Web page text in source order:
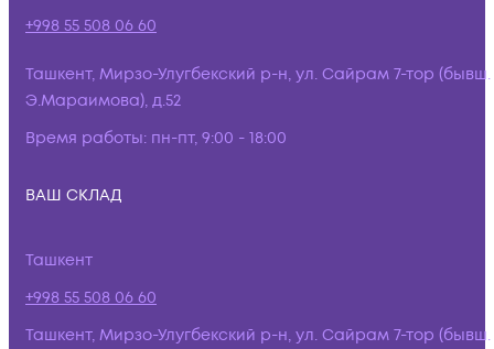
+998 55 508 06 60
Ташкент, Мирзо-Улугбекский р-н, ул. Сайрам 7-тор (бывш.
Э.Мараимова), д.52
Время работы: пн-пт, 9:00 - 18:00
ВАШ СКЛАД
Ташкент
+998 55 508 06 60
Ташкент, Мирзо-Улугбекский р-н, ул. Сайрам 7-тор (бывш.